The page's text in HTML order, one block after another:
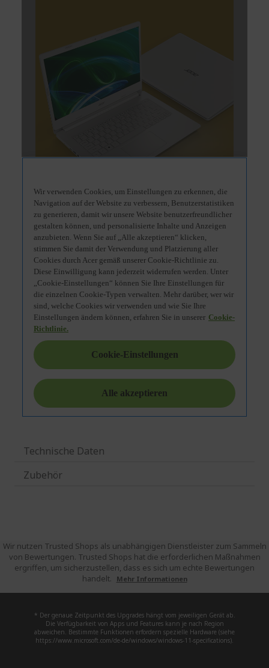
Technische Daten
Zubehör
Wir nutzen Trusted Shops als unabhängigen Dienstleister zum Sammeln
von Bewertungen. Trusted Shops hat die erforderlichen Maßnahmen
ergriffen, um sicherzustellen, dass es sich um echte Bewertungen
handelt.
Mehr Informationen
* Der genaue Zeitpunkt des Upgrades hängt vom jeweiligen Gerät ab.
Die Verfügbarkeit von Apps und Features kann je nach Region
abweichen. Bestimmte Funktionen erfordern spezielle Hardware (siehe
https://www.microsoft.com/de-de/windows/windows-11-specifications).